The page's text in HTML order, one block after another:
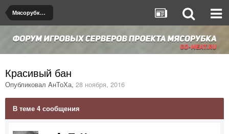
Мясорубка de_dust2
Красивый бан
Опубликовал AнТоХа, 28 ноября, 2016
В теме 4 сообщения